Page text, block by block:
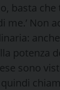
basta
me.’ Non
potenza
sono